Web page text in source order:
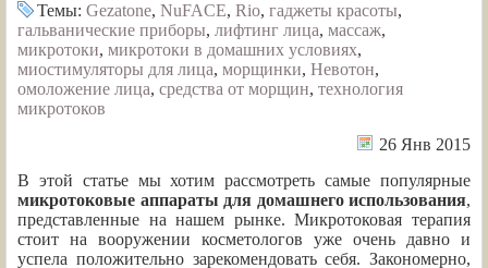
Темы: Gezatone, NuFACE, Rio, гаджеты красоты,
гальванические приборы, лифтинг лица, массаж,
микротоки, микротоки в домашних условиях,
миостимуляторы для лица, морщинки, Невотон,
омоложение лица, средства от морщин, технология
микротоков
26 Янв 2015
В этой статье мы хотим рассмотреть самые популярные
микротоковые аппараты для домашнего использования,
представленные на нашем рынке. Микротоковая терапия
стоит на вооружении косметологов уже очень давно и
успела положительно зарекомендовать себя. Закономерно,